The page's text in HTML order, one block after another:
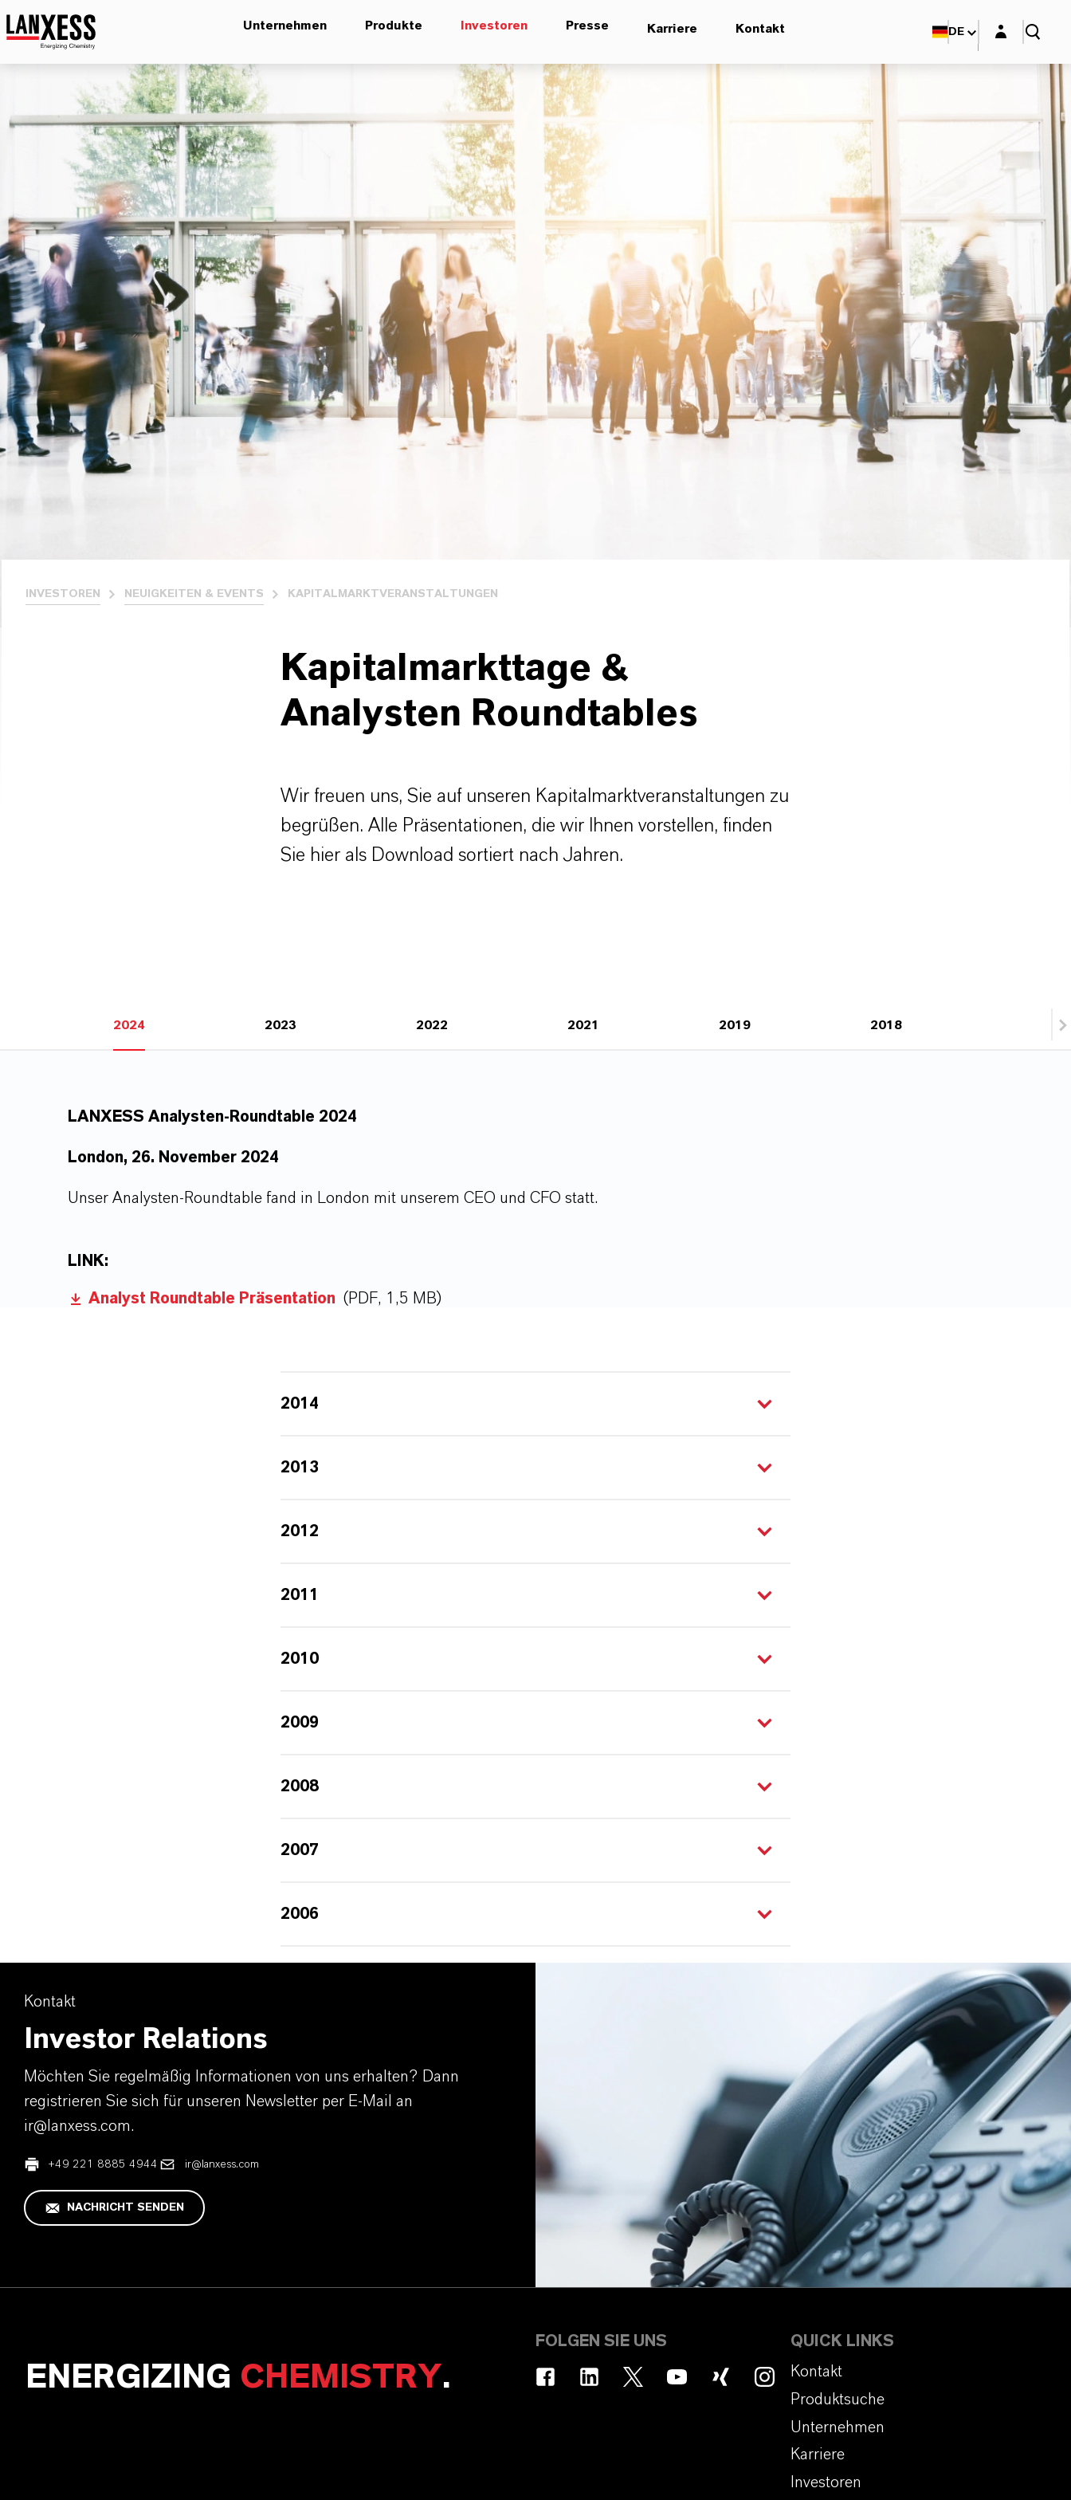
Unternehmen Produkte Investoren Presse Karriere Kontakt DE Login-Maske
INVESTOREN NEUIGKEITEN & EVENTS KAPITALMARKTVERANSTALTUNGEN
Kapitalmarkttage &
Analysten Roundtables
Wir freuen uns, Sie auf unseren Kapitalmarktveranstaltungen zu
begrüßen. Alle Präsentationen, die wir Ihnen vorstellen, finden
Sie hier als Download sortiert nach Jahren.
2024 2023 2022 2021 2019 2018
LANXESS Analysten-Roundtable 2024
London, 26. November 2024
Unser Analysten-Roundtable fand in London mit unserem CEO und CFO statt.
LINK:
Analyst Roundtable Präsentation (PDF, 1,5 MB)
2014
2013
2012
2011
2010
2009
2008
2007
2006
Kontakt
Investor Relations
Möchten Sie regelmäßig Informationen von uns erhalten? Dann
registrieren Sie sich für unseren Newsletter per E-Mail an
ir@lanxess.com.
+49 221 8885 4944 ir@lanxess.com
NACHRICHT SENDEN
ENERGIZING CHEMISTRY.
FOLGEN SIE UNS
QUICK LINKS
Kontakt
Produktsuche
Unternehmen
Karriere
Investoren